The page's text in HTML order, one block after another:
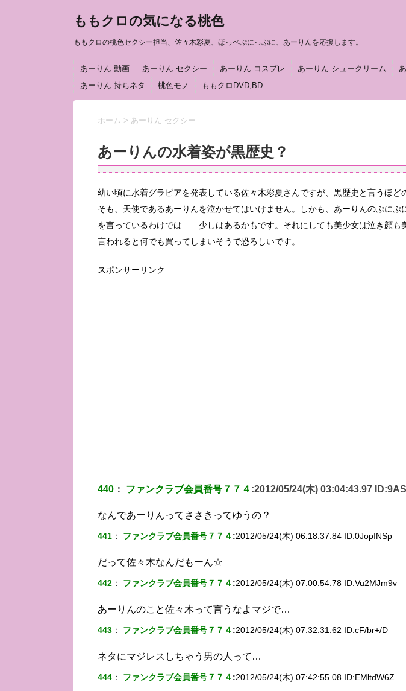
ももクロの気になる桃色
ももクロの桃色セクシー担当、佐々木彩夏、ほっぺぷにっぷに、あーりんを応援します。
あーりん 動画 あーりん セクシー あーりん コスプレ あーりん シュークリーム
あーりん 持ちネタ
桃色モノ ももクロDVD,BD
ホーム > あーりん セクシー
あーりんの水着姿が黒歴史？
幼い頃に水着グラビアを発表している佐々木彩夏さんですが、黒歴史と言うほど
そも、天使であるあーりんを泣かせてはいけません。しかも、あーりんのぷにぷ
を言っているわけでは… 少しはあるかもです。それにしても美少女は泣き顔も
言われると何でも買ってしまいそうで恐ろしいです。
スポンサーリンク
440 ： ファンクラブ会員番号７７４ :2012/05/24(木) 03:04:43.97 ID:
なんであーりんってささきってゆうの？
441 ： ファンクラブ会員番号７７４:2012/05/24(木) 06:18:37.84 ID:0JopINSp
だって佐々木なんだもーん☆
442 ： ファンクラブ会員番号７７４:2012/05/24(木) 07:00:54.78 ID:Vu2MJm9v
あーりんのこと佐々木って言うなよマジで…
443 ： ファンクラブ会員番号７７４:2012/05/24(木) 07:32:31.62 ID:cF/br+/D
ネタにマジレスしちゃう男の人って…
444 ： ファンクラブ会員番号７７４:2012/05/24(木) 07:42:55.08 ID:EMltdW6Z